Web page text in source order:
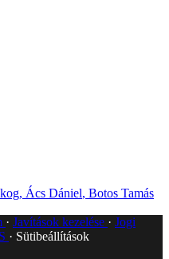
, Ács Dániel, Botos Tamás
Javítások kezelése
Jogi
Sütibeállítások